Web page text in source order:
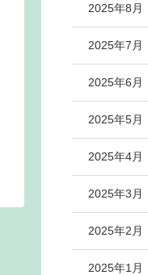
2025年8月
2025年7月
2025年6月
2025年5月
2025年4月
2025年3月
2025年2月
2025年1月